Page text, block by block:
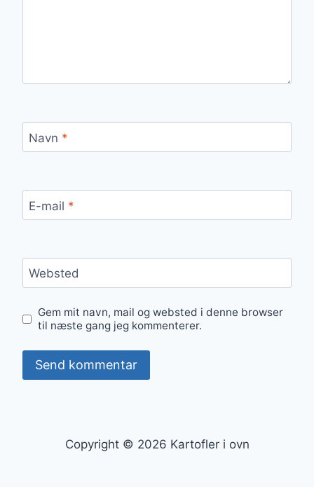
Navn *
E-mail *
Websted
Gem mit navn, mail og websted i denne browser
til næste gang jeg kommenterer.
Copyright © 2026 Kartofler i ovn